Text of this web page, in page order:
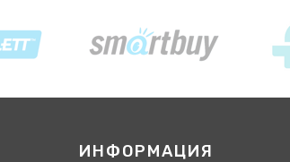
ИНФОРМАЦИЯ